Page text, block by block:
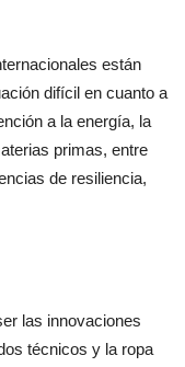
están
difícil en cuanto a
a la energía, la
primas, entre
de resiliencia,
las innovaciones
técnicos y la ropa